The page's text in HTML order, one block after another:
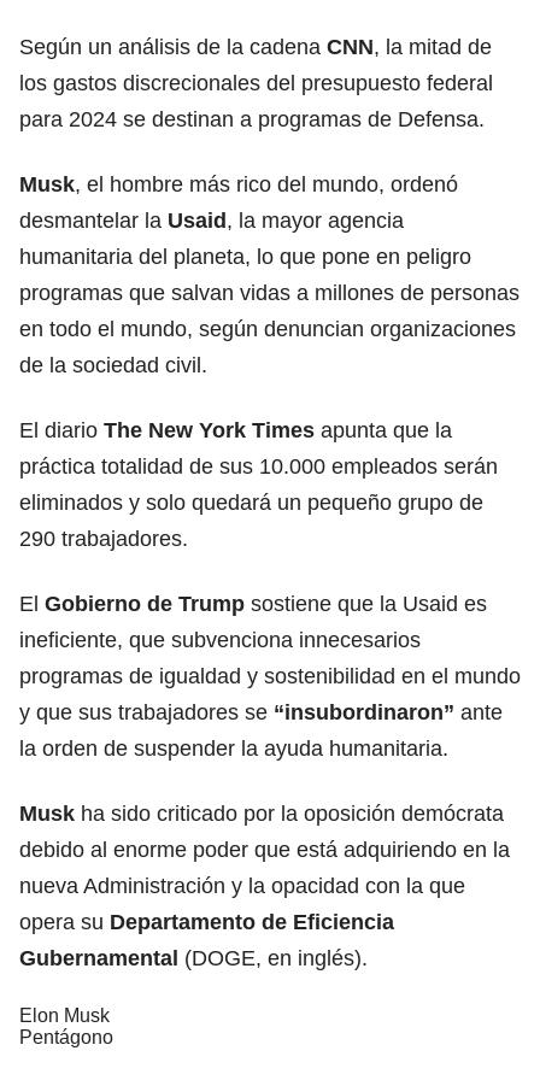
Según un análisis de la cadena CNN, la mitad de
los gastos discrecionales del presupuesto federal
para 2024 se destinan a programas de Defensa.
Musk, el hombre más rico del mundo, ordenó
desmantelar la Usaid, la mayor agencia
humanitaria del planeta, lo que pone en peligro
programas que salvan vidas a millones de personas
en todo el mundo, según denuncian organizaciones
de la sociedad civil.
El diario The New York Times apunta que la
práctica totalidad de sus 10.000 empleados serán
eliminados y solo quedará un pequeño grupo de
290 trabajadores.
El Gobierno de Trump sostiene que la Usaid es
ineficiente, que subvenciona innecesarios
programas de igualdad y sostenibilidad en el mundo
y que sus trabajadores se “insubordinaron” ante
la orden de suspender la ayuda humanitaria.
Musk ha sido criticado por la oposición demócrata
debido al enorme poder que está adquiriendo en la
nueva Administración y la opacidad con la que
opera su Departamento de Eficiencia
Gubernamental (DOGE, en inglés).
Elon Musk
Pentágono